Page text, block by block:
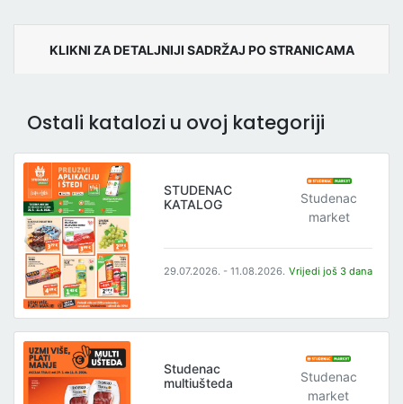
KLIKNI ZA DETALJNIJI SADRŽAJ PO STRANICAMA
Ostali katalozi u ovoj kategoriji
STUDENAC
KATALOG
Studenac
market
29.07.2026. - 11.08.2026. Vrijedi još 3 dana
Studenac
multiušteda
Studenac
market